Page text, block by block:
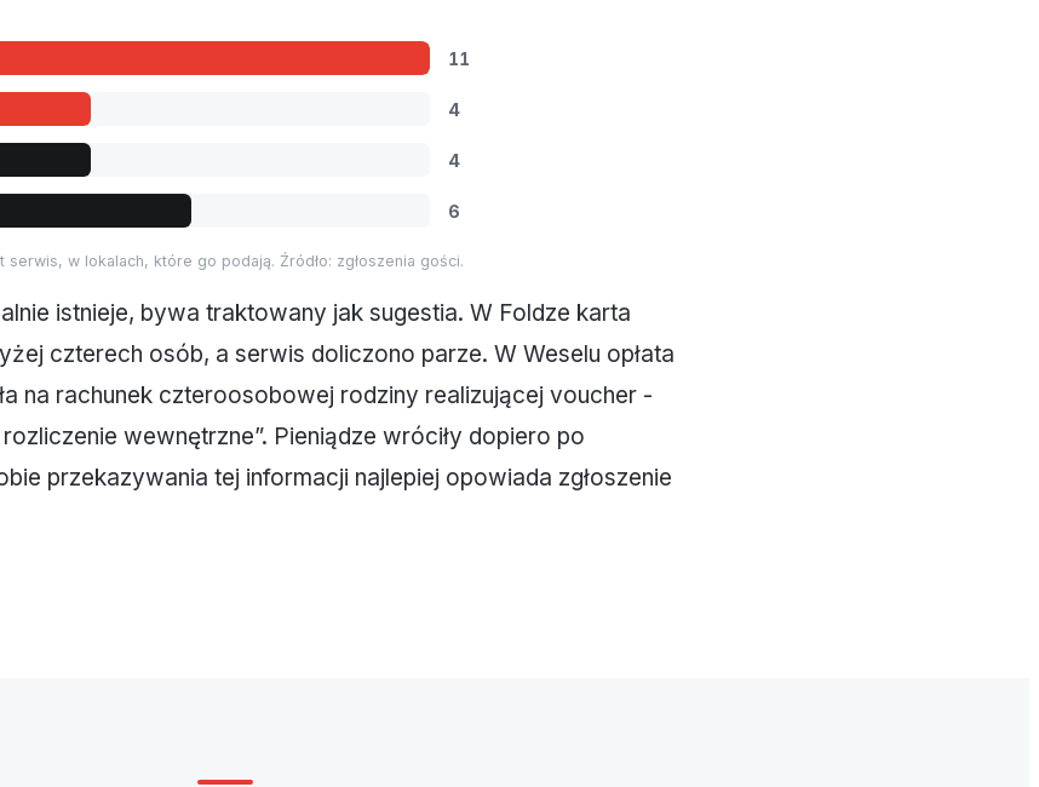
11
4
4
6
w lokalach, które go podają. Źródło: zgłoszenia gości.
istnieje, bywa traktowany jak sugestia. W Foldze karta
czterech osób, a serwis doliczono parze. W Weselu opłata
na rachunek czteroosobowej rodziny realizującej voucher -
wewnętrzne”. Pieniądze wróciły dopiero po
przekazywania tej informacji najlepiej opowiada zgłoszenie